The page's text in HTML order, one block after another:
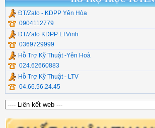
ĐT/Zalo - KDPP Yên Hòa
0904112779
ĐT/Zalo KDPP LTVinh
0369729999
Hỗ Trợ Kỹ Thuật -Yên Hoà
024.62660883
Hỗ Trợ Kỹ Thuật - LTV
04.66.56.24.45